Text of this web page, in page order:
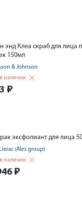
энд Клеа скраб для лица
150мл
& Johnson
наличии
₽
эксфолиант для лица
(Ales group)
наличии
₽